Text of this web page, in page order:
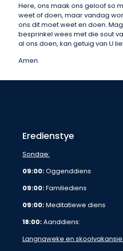
Here, ons maak ons geloof so
weet of doen, maar vandag
ons dit moet weet en doen.
besprinkel wees met die sout
al ons doen, kan getuig van U
Amen.
Eredienstye
Sondae:
09:00:Oggenddiens
09:00:Familiediens
09:00:Meditatiewe diens
18:00:Aanddiens:
Langnaweke en